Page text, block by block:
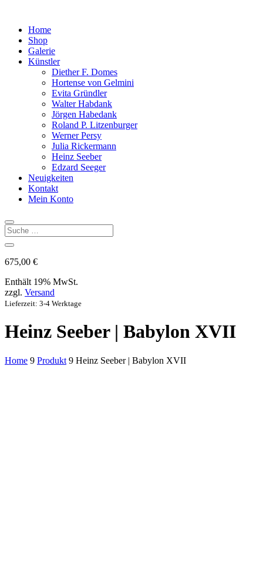
Home
Shop
Galerie
Künstler
Diether F. Domes
Hortense von Gelmini
Evita Gründler
Walter Habdank
Jörgen Habedank
Roland P. Litzenburger
Werner Persy
Julia Rickermann
Heinz Seeber
Edzard Seeger
Neuigkeiten
Kontakt
Mein Konto
675,00 €
Enthält 19% MwSt.
zzgl. Versand
Lieferzeit: 3-4 Werktage
Heinz Seeber | Babylon XVII
Home 9 Produkt 9 Heinz Seeber | Babylon XVII